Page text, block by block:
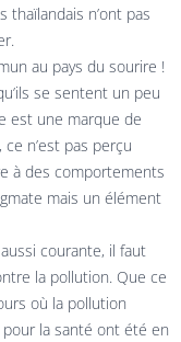
n’ont pas
au pays du sourire !
se sentent un peu
est une marque de
n’est pas perçu
à des comportements
mais un élément
courante, il faut
la pollution. Que ce
où la pollution
la santé ont été en